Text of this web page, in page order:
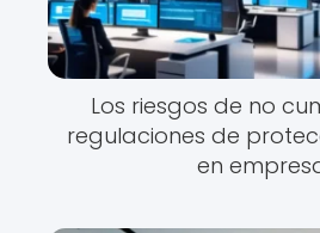
Los riesgos de no
regulaciones de
en